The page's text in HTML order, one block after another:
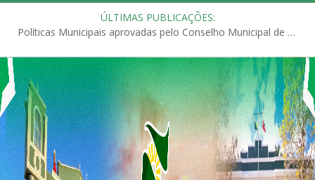
ÚLTIMAS PUBLICAÇÕES:
Políticas Municipais aprovadas pelo Conselho Municipal de Educação (CME)